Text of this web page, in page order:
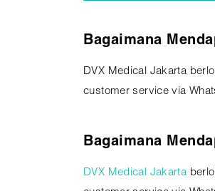
Bagaimana
DVX Medical Jakarta
customer service via
Bagaimana
DVX Medical Jakarta